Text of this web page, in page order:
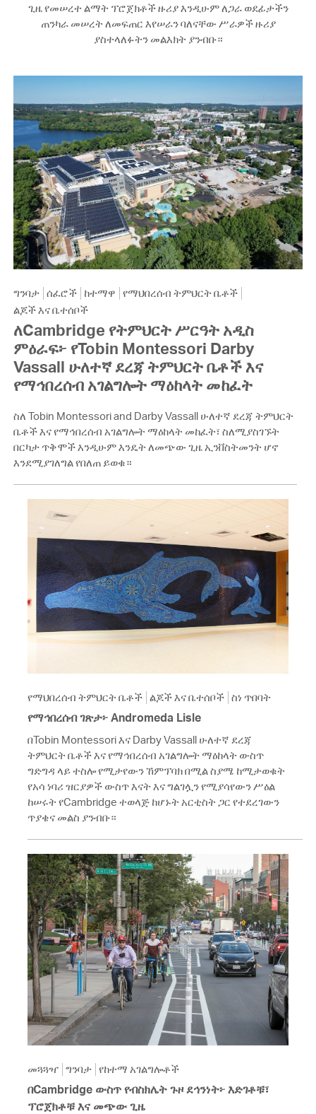
ጊዜ የመሠረተ ልማት ፕሮጀክቶች ዙሪያ እንዲሁም ለጋራ ወደፊታችን
ጠንካራ መሠረት ለመፍጠር እየሠራን ባለናቸው ሥራዎች ዙሪያ
ያስተላለፉትን መልእክት ያንብቡ።
ግንባታ ሰፈሮች ከተማዋ የማህበረሰብ ትምህርት ቤቶች
ልጆች እና ቤተሰቦች
ለCambridge የትምህርት ሥርዓት አዲስ
ምዕራፍ፦ የTobin Montessori Darby
Vassall ሁለተኛ ደረጃ ትምህርት ቤቶች እና
የማኅበረሰብ አገልግሎት ማዕከላት መከፈት
ስለ Tobin Montessori and Darby Vassall ሁለተኛ ደረጃ ትምህርት
ቤቶች እና የማኅበረሰብ አገልግሎት ማዕከላት መከፈት፣ ስለሚያስገኙት
በርካታ ጥቅሞች እንዲሁም እንዴት ለመጭው ጊዜ ኢንቨስትመንት ሆኖ
እንደሚያገለግል የበለጠ ይወቁ።
የማህበረሰብ ትምህርት ቤቶች ልጆች እና ቤተሰቦች ስነ ጥበባት
የማኅበረሰብ ገጽታ፦ Andromeda Lisle
በTobin Montessori እና Darby Vassall ሁለተኛ ደረጃ
ትምህርት ቤቶች እና የማኅበረሰብ አገልግሎት ማዕከላት ውስጥ
ግድግዳ ላይ ተስሎ የሚታየውን ኸምፕባክ በሚል ስያሜ ከሚታወቁት
የአሳ ነባሪ ዝርያዎች ውስጥ እናት እና ግልገሏን የሚያሳየውን ሥዕል
ከሠሩት የCambridge ተወላጅ ከሆኑት አርቲስት ጋር የተደረገውን
ጥያቄና መልስ ያንብቡ።
መጓጓዣ ግንባታ የከተማ አገልግሎቶች
በCambridge ውስጥ የብስክሌት ጉዞ ደኅንነት፦ እድገቶቹ፣
ፕሮጀክቶቹ እና መጭው ጊዜ